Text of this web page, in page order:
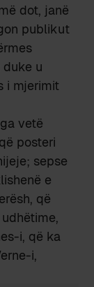
dot, janë
publikut
u
i mjerimit
vetë
posteri
sepse
e
që
i, që ka
i,